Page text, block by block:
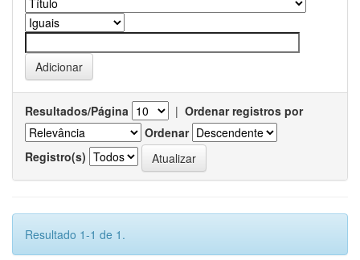
Resultados/Página | Ordenar registros por
Ordenar
Registro(s)
Resultado 1-1 de 1.